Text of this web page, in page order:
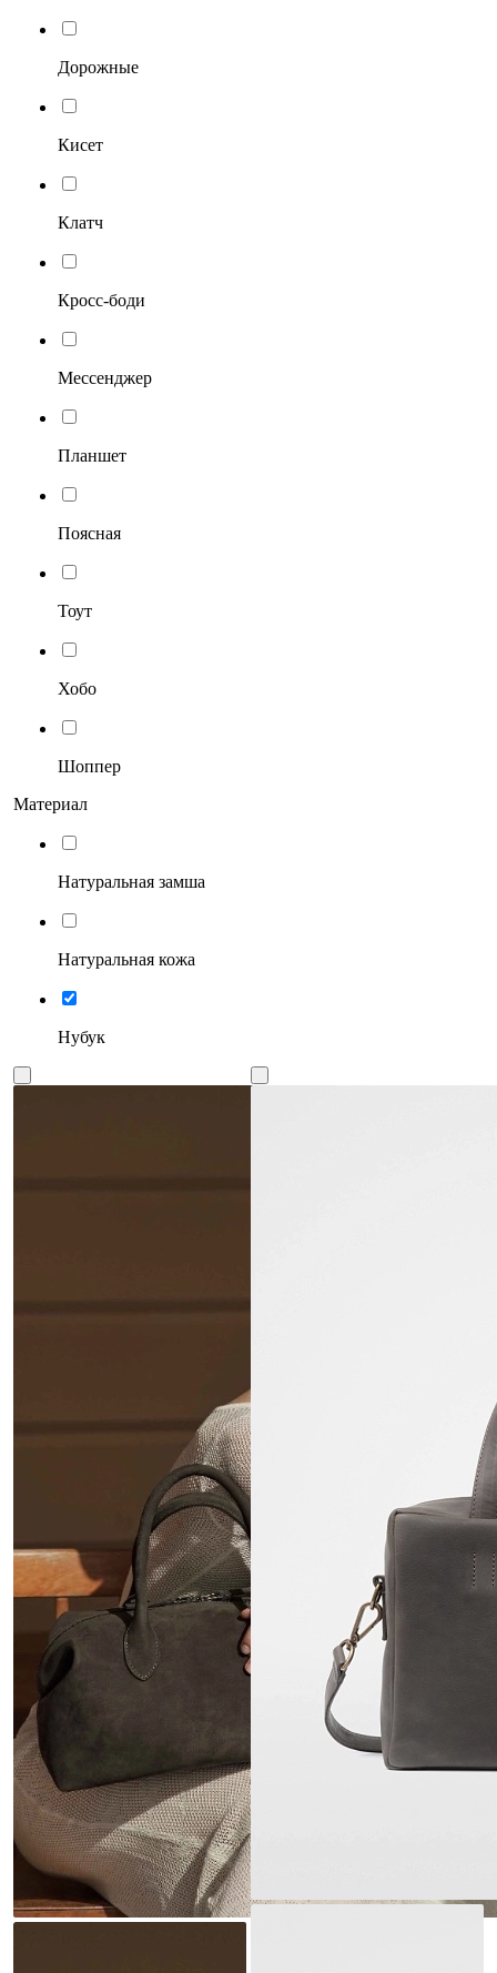
Дорожные
Кисет
Клатч
Кросс-боди
Мессенджер
Планшет
Поясная
Тоут
Хобо
Шоппер
Материал
Натуральная замша
Натуральная кожа
Нубук